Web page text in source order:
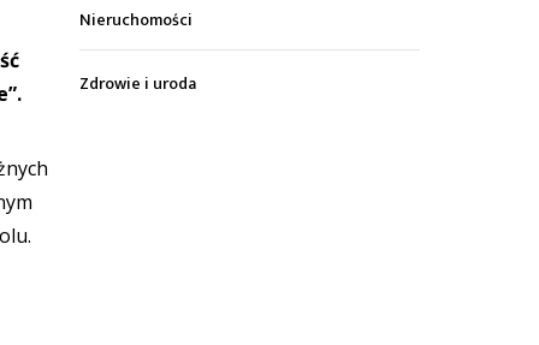
Nieruchomości
Zdrowie i uroda